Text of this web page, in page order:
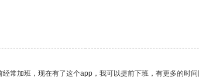
常加班，现在有了这个app，我可以提前下班，有更多的时间